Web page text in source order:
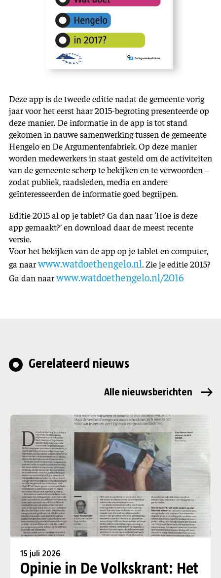
Deze app is de tweede editie nadat de gemeente vorig
jaar voor het eerst haar 2015-begroting presenteerde op
deze manier. De informatie in de app is tot stand
gekomen in nauwe samenwerking tussen de gemeente
Hengelo en De Argumentenfabriek. Op deze manier
worden medewerkers in staat gesteld om de activiteiten
van de gemeente scherp te bekijken en te verwoorden –
zodat publiek, raadsleden, media en andere
geïnteresseerden de informatie goed begrijpen.
Editie 2015 al op je tablet? Ga dan naar ‘Hoe is deze
app gemaakt?’ en download daar de meest recente
versie.
Voor het bekijken van de app op je tablet en computer,
ga naarwww.watdoethengelo.nl. Zie je editie 2015?
Ga dan naarwww.watdoethengelo.nl/2016
Gerelateerd nieuws
Alle nieuwsberichten
15 juli 2026
Opinie in De Volkskrant: Het